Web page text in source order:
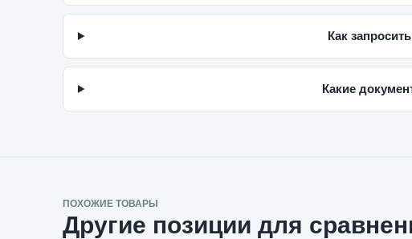
Как
Какие
ПОХОЖИЕ ТОВАРЫ
Другие позиции для